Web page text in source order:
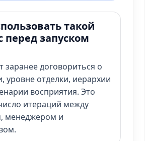
такой
перед запуском
заранее договориться о
уровне отделки, иерархии
восприятия. Это
итераций между
менеджером и